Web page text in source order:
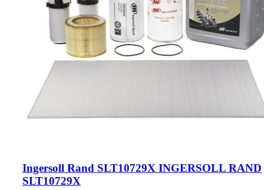
Ingersoll Rand SLT10729X INGERSOLL RAND
SLT10729X